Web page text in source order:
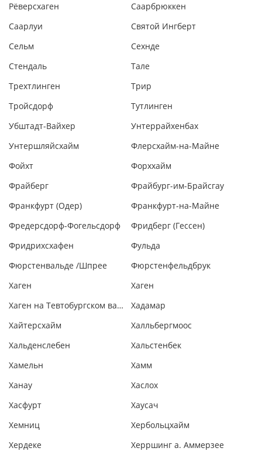
Рёверсхаген
Саарбрюккен
Саарлуи
Святой Ингберт
Сельм
Сехнде
Стендаль
Тале
Трехтлинген
Трир
Тройсдорф
Тутлинген
Убштадт-Вайхер
Унтеррайхенбах
Унтершляйсхайм
Флерсхайм-на-Майне
Фойхт
Форххайм
Фрайберг
Фрайбург-им-Брайсгау
Франкфурт (Одер)
Франкфурт-на-Майне
Фредерсдорф-Фогельсдорф
Фридберг (Гессен)
Фридрихсхафен
Фульда
Фюрстенвальде /Шпрее
Фюрстенфельдбрук
Хаген
Хаген
Хаген на Тевтобургском валу
Хадамар
Хайтерсхайм
Халльбергмоос
Хальденслебен
Хальстенбек
Хамельн
Хамм
Ханау
Хаслох
Хасфурт
Хаусач
Хемниц
Хербольцхайм
Хердеке
Херршинг а. Аммерзее